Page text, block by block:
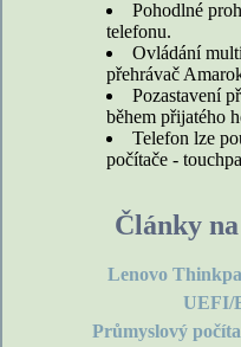
Pohodlné
telefonu.
Ovládání
přehrávač
Pozastavení
během přijatého
Telefon lze
počítače -
Články
Lenovo
UEFI/
Průmyslový